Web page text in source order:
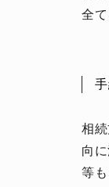
全
相
向
等